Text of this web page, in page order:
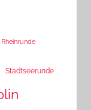
Rheinrunde
Stadtseerunde